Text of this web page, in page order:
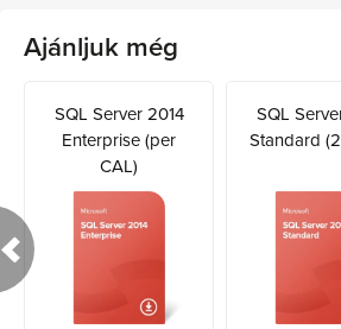
Ajánljuk még
SQL Server 2014
Enterprise (per
CAL)
SQL
Standard